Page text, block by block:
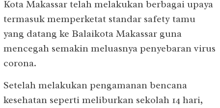
Kota Makassar telah melakukan berbagai upaya
termasuk memperketat standar safety tamu
yang datang ke Balaikota Makassar guna
mencegah semakin meluasnya penyebaran virus
corona.
Setelah melakukan pengamanan bencana
kesehatan seperti meliburkan sekolah 14 hari,